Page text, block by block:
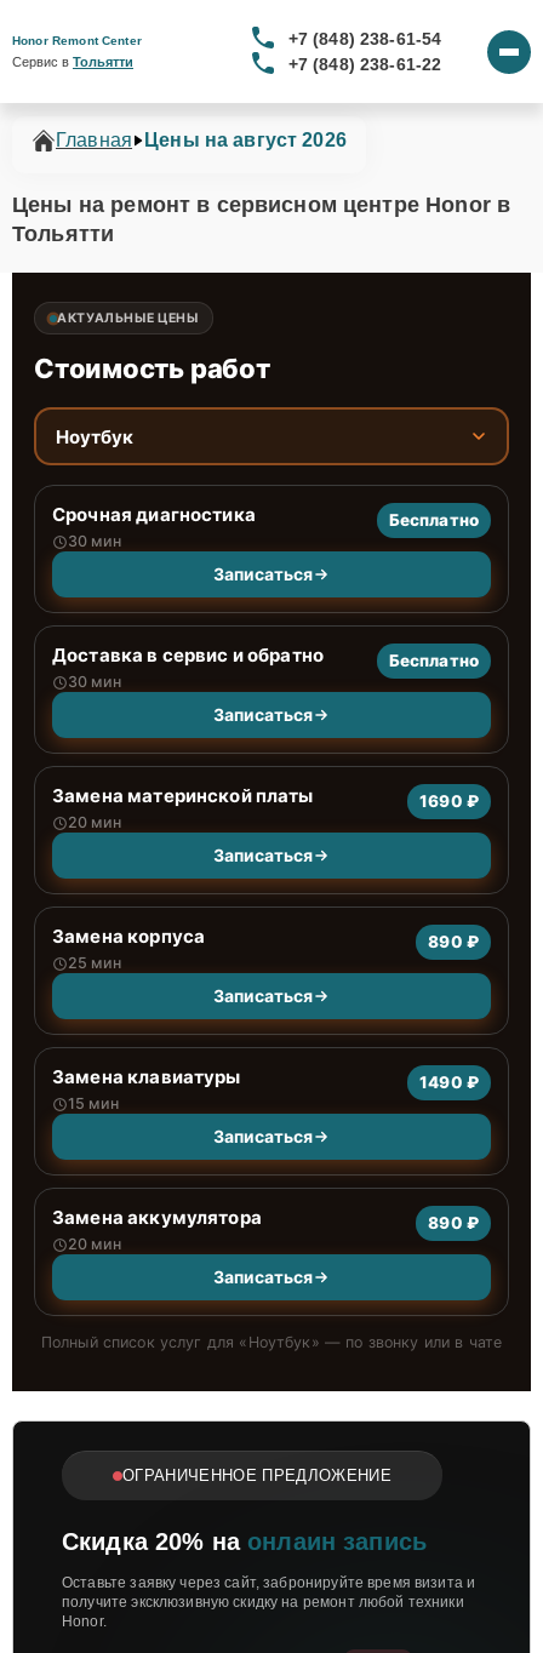
Honor Remont Center
Сервис в Тольятти
+7 (848) 238-61-54
+7 (848) 238-61-22
Главная Цены на август 2026
Цены на ремонт в сервисном центре Honor в
Тольятти
АКТУАЛЬНЫЕ ЦЕНЫ
Стоимость работ
Ноутбук
Срочная диагностика
30 мин
Бесплатно
Записаться
Доставка в сервис и обратно
30 мин
Бесплатно
Записаться
Замена материнской платы
20 мин
1690 ₽
Записаться
Замена корпуса
25 мин
890 ₽
Записаться
Замена клавиатуры
15 мин
1490 ₽
Записаться
Замена аккумулятора
20 мин
890 ₽
Записаться
Полный список услуг для « Ноутбук » — по звонку или в чате
ОГРАНИЧЕННОЕ ПРЕДЛОЖЕНИЕ
Скидка 20% на онлаин запись
Оставьте заявку через сайт, забронируйте время визита и
получите эксклюзивную скидку на ремонт любой техники
Honor.